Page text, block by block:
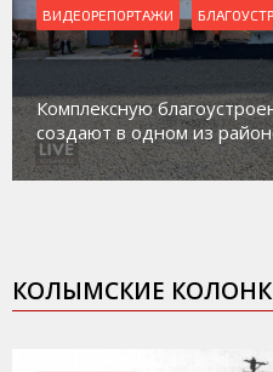
ВИДЕОРЕПОРТАЖИ
Комплексную
создают в одном из
КОЛЫМСКИЕ